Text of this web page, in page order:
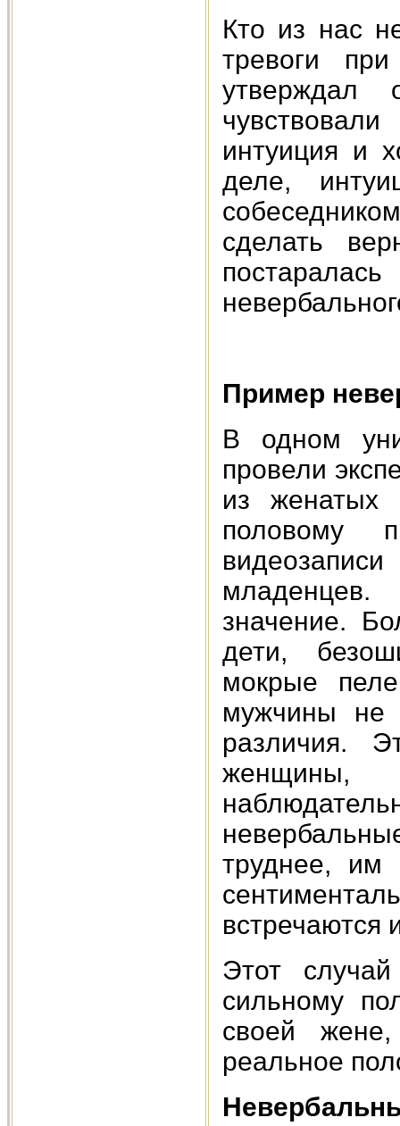
Кто из нас
тревоги
утверждал
интуиция и
деле,
сделать
Пример
В одном
провели
из женатых
половому
значение.
дети,
мокрые
мужчины не
различия.
женщины,
труднее, им
встречаются
Этот
сильному
своей
реальное